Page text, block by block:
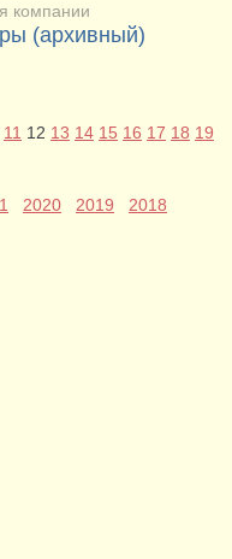
компании
(архивный)
11 12 13 14 15 16 17 18 19
2020 2019
2018